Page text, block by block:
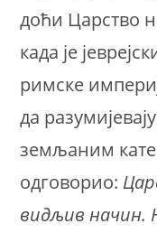
доћи Царство
када је
римске
да
земљаним
одговорио:
видљив начин.